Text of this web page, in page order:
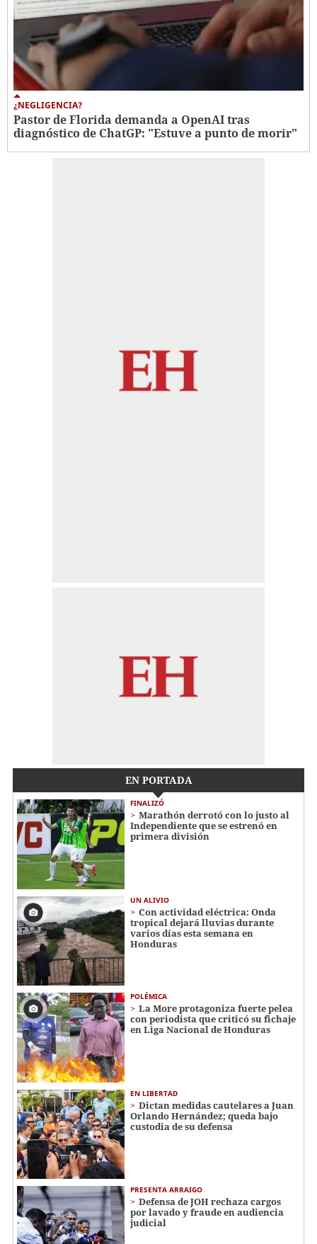
¿NEGLIGENCIA?
Pastor de Florida demanda a OpenAI tras
diagnóstico de ChatGP: "Estuve a punto de morir"
EN PORTADA
FINALIZÓ
Marathón derrotó con lo justo al
Independiente que se estrenó en
primera división
UN ALIVIO
Con actividad eléctrica: Onda
tropical dejará lluvias durante
varios días esta semana en
Honduras
POLÉMICA
La More protagoniza fuerte pelea
con periodista que criticó su fichaje
en Liga Nacional de Honduras
EN LIBERTAD
Dictan medidas cautelares a Juan
Orlando Hernández; queda bajo
custodia de su defensa
PRESENTA ARRAIGO
Defensa de JOH rechaza cargos
por lavado y fraude en audiencia
judicial